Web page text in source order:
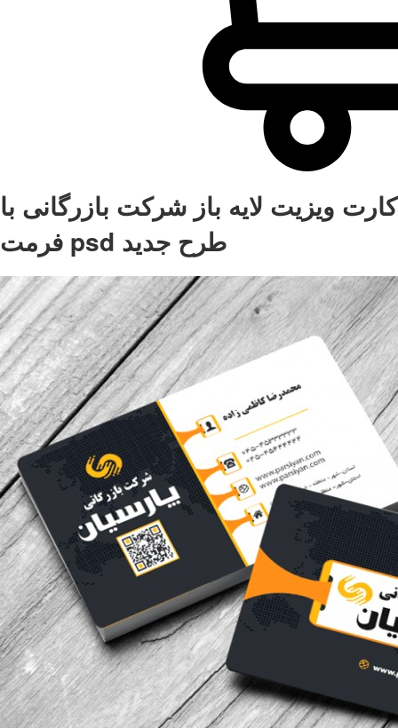
کارت ویزیت لایه باز شرکت بازرگانی با
فرمت psd طرح جدید